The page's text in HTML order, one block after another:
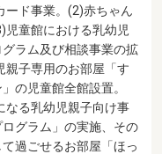
ード事業。(2)赤ちゃん
児童館における乳幼児
ラム及び相談事業の拡
親子専用のお部屋「す
の児童館全館設置。
なる乳幼児親子向け事
グラム」の実施、その
過ごせるお部屋「ほっ